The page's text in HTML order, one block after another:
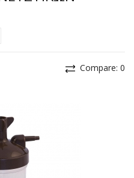
Compare: 0